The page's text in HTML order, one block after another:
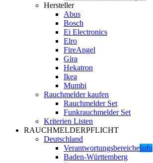
Hersteller
Abus
Bosch
Ei Electronics
Elro
FireAngel
Gira
Hekatron
Ikea
Mumbi
Rauchmelder kaufen
Rauchmelder Set
Funkrauchmelder Set
Kriterien Listen
RAUCHMELDERPFLICHT
Deutschland
VerantwortungsbereicheInfo
Baden-Württemberg